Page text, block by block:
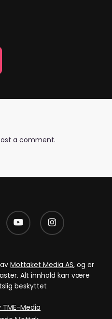
a comment.
youtube instagram
avMottaket Media AS, og er
Alt innhold kan være
beskyttet
Media